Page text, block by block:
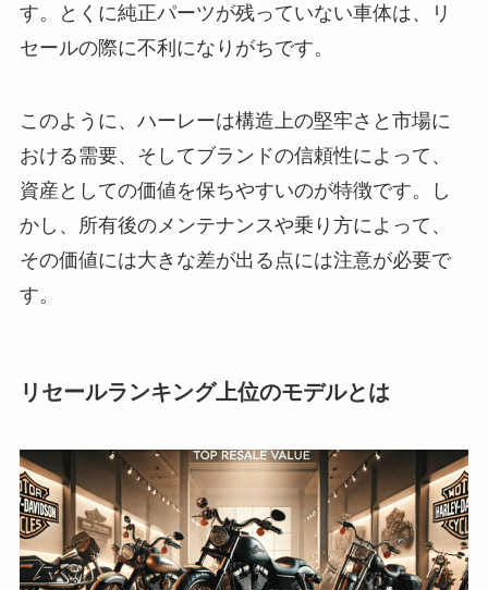
す。とくに純正パーツが残っていない車体は、リ
セールの際に不利になりがちです。
このように、ハーレーは構造上の堅牢さと市場に
おける需要、そしてブランドの信頼性によって、
資産としての価値を保ちやすいのが特徴です。し
かし、所有後のメンテナンスや乗り方によって、
その価値には大きな差が出る点には注意が必要で
す。
リセールランキング上位のモデルとは